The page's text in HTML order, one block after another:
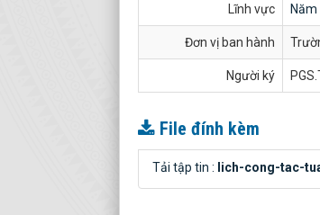
Lĩnh vực
Đơn vị ban hành
Người ký
File đính kèm
Tải tập tin : lich-cong-tac-